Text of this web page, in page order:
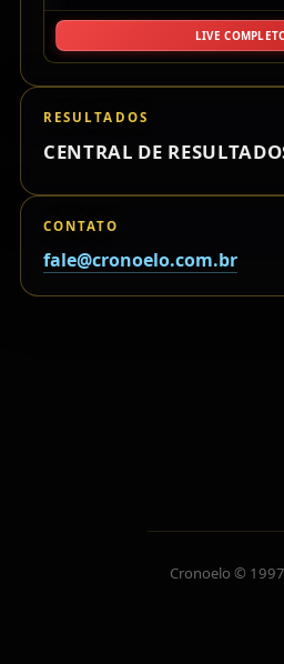
LIVE
RESULTADOS
CENTRAL DE
CONTATO
fale@cronoelo.com.br
Cronoelo ©